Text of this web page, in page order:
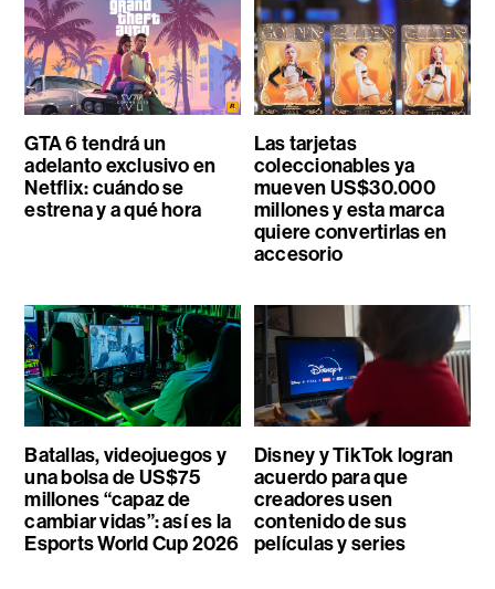
GTA 6 tendrá un
adelanto exclusivo en
Netflix: cuándo se
estrena y a qué hora
Las tarjetas
coleccionables ya
mueven US$30.000
millones y esta marca
quiere convertirlas en
accesorio
Batallas, videojuegos y
una bolsa de US$75
millones “capaz de
cambiar vidas”: así es la
Esports World Cup 2026
Disney y TikTok logran
acuerdo para que
creadores usen
contenido de sus
películas y series